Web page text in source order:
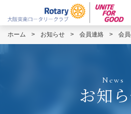
ホーム > お知らせ > 会員連絡 > 会
News
お知